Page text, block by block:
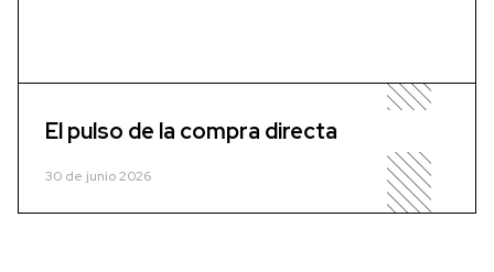
El pulso de la compra directa
30 de junio 2026